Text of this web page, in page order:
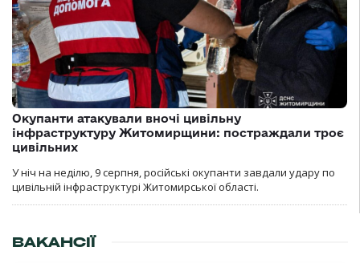
Окупанти атакували вночі цивільну
інфраструктуру Житомирщини: постраждали троє
цивільних
У ніч на неділю, 9 серпня, російські окупанти завдали удару по
цивільній інфраструктурі Житомирської області.
ВАКАНСІЇ